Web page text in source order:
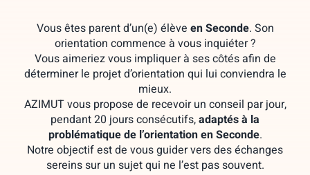
Vous êtes parent d’un(e) élève en Seconde. Son
orientation commence à vous inquiéter ?
Vous aimeriez vous impliquer à ses côtés afin de
déterminer le projet d’orientation qui lui conviendra le
mieux.
AZIMUT vous propose de recevoir un conseil par jour,
pendant 20 jours consécutifs,adaptés à la
problématique de l’orientation en Seconde.
Notre objectif est de vous guider vers des échanges
sereins sur un sujet qui ne l’est pas souvent.